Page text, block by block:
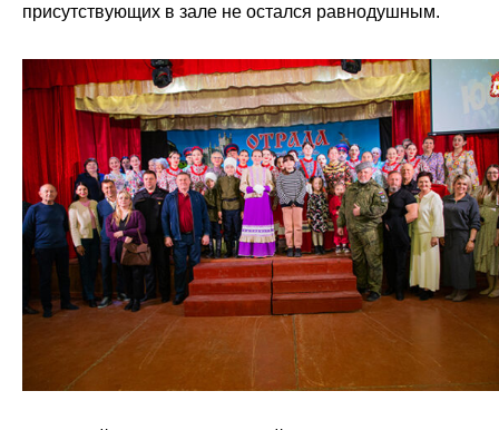
присутствующих в зале не остался равнодушным.